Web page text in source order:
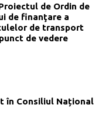
de Ordin de
de finanţare a
de transport
de vedere
în Consiliul Național